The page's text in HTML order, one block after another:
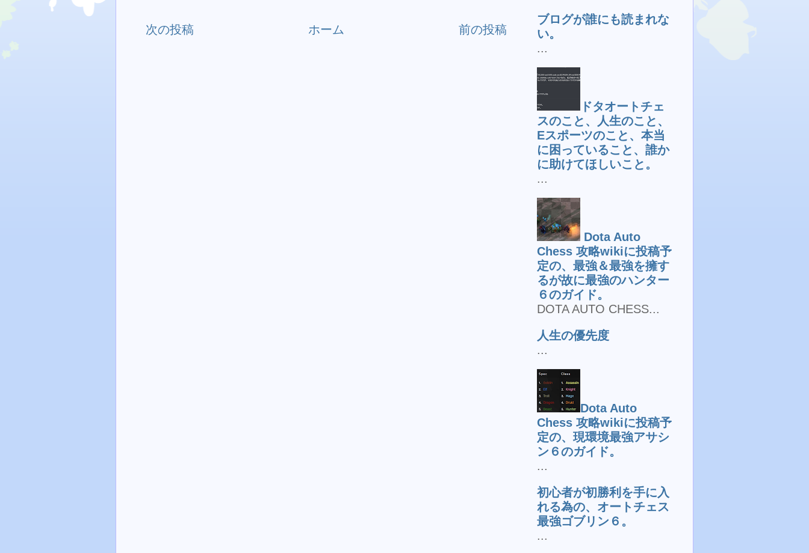
次の投稿 前の投稿
ホーム
ブログが誰にも読まれな
い。
...
ドタオートチェ
スのこと、人生のこと、
Eスポーツのこと、本当
に困っていること、誰か
に助けてほしいこと。
...
Dota Auto
Chess 攻略wikiに投稿予
定の、最強＆最強を擁す
るが故に最強のハンター
６のガイド。
DOTA AUTO CHESS...
人生の優先度
...
Dota Auto
Chess 攻略wikiに投稿予
定の、現環境最強アサシ
ン６のガイド。
...
初心者が初勝利を手に入
れる為の、オートチェス
最強ゴブリン６。
...